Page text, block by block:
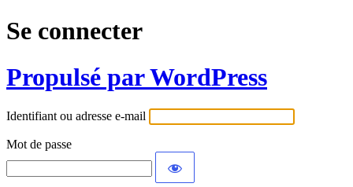
Se connecter
Propulsé par WordPress
Identifiant ou adresse e-mail
Mot de passe